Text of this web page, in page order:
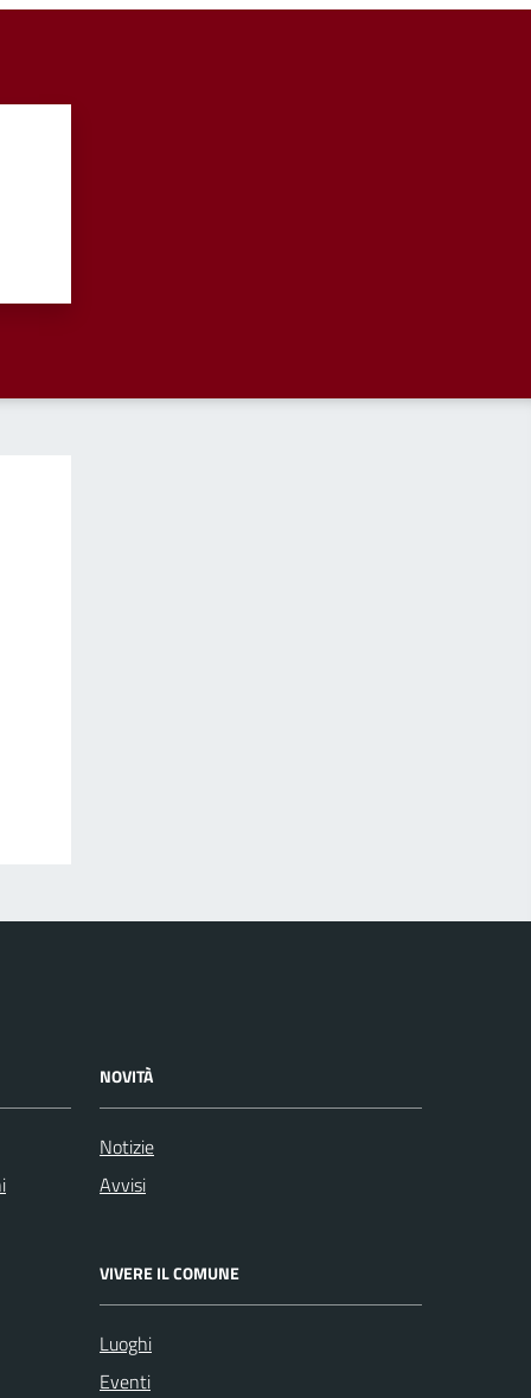
NOVITÀ
Notizie
Avvisi
VIVERE IL COMUNE
Luoghi
Eventi